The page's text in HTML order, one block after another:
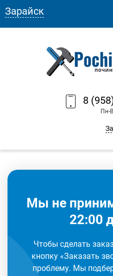
8
Пн-
Зарайск
Мы не
22:00
Чтобы сделать
кнопку «Заказать
проблему. Мы